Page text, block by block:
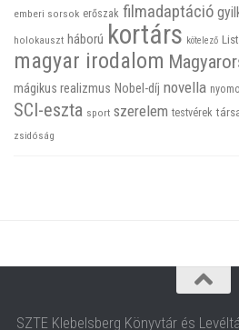
emberi sorsok erőszak filmadaptáció
holokauszt háború kortárs kötelező
magyar irodalom
mágikus realizmus Nobel-díj novella
SCI-eszta sport szerelem testvérek
zsidóság
SZTE Klebelsberg Könyvtár és